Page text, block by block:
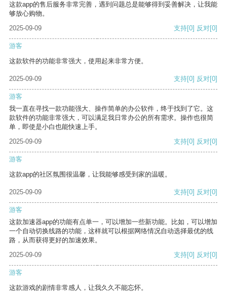
这款app的售后服务非常完善，遇到问题总是能够得到妥善解决，让我能
够放心购物。
2025-09-09
支持[0] 反对[0]
游客
这款软件的功能非常强大，使用起来非常方便。
2025-09-09 支持[0] 反对[0]
游客
我一直在寻找一款功能强大、操作简单的办公软件，终于找到了它。这
款软件的功能非常强大，可以满足我日常办公的所有需求。操作也很简
单，即使是小白也能快速上手。
2025-09-09
支持[0] 反对[0]
游客
这款app的社区氛围很温馨，让我能够感受到家的温暖。
2025-09-09 支持[0] 反对[0]
游客
这款加速器app的功能有点单一，可以增加一些新功能。比如，可以增加
一个自动切换线路的功能，这样就可以根据网络情况自动选择最优的线
路，从而获得更好的加速效果。
2025-09-09
支持[0] 反对[0]
游客
这款游戏的剧情非常感人，让我久久不能忘怀。